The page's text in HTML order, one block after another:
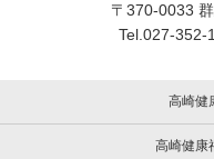
〒370-0033
Tel.027-352-
高崎健
高崎健康